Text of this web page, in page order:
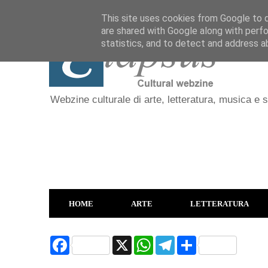
Webzine culturale di arte, letteratura, musica e
HOME ARTE LETTERATURA
F
a
X
W
T
S
h
This site uses cookies from Google to
are shared with Google along with
statistics, and to detect and address